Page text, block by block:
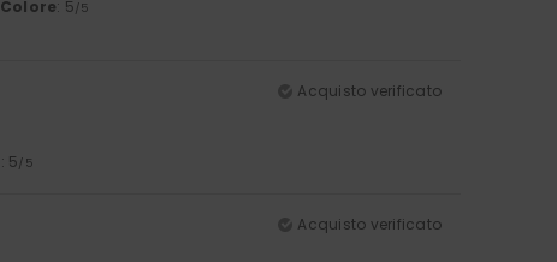
Colore: 5/5
Acquisto verificato
: 5/5
Acquisto verificato